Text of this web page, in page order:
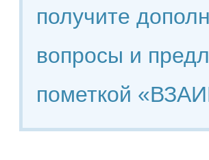
получите
вопросы и
пометкой